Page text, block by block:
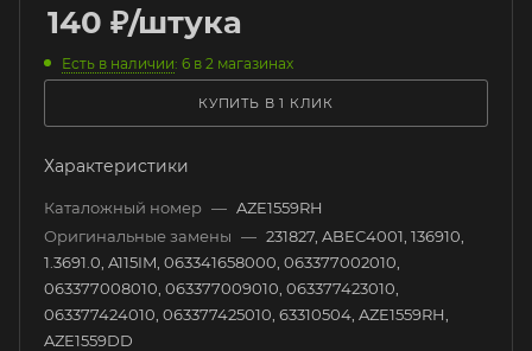
140 ₽/штука
Есть в наличии: 6 в 2 магазинах
КУПИТЬ В 1 КЛИК
Характеристики
Каталожный номер — AZE1559RH
Оригинальные замены — 231827, ABEC4001, 136910,
1.3691.0, A115IM, 063341658000, 063377002010,
063377008010, 063377009010, 063377423010,
063377424010, 063377425010, 63310504, AZE1559RH,
AZE1559DD